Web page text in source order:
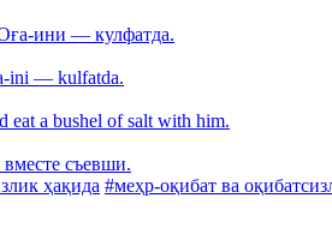
ини — кулфатда.
ini — kulfatda.
eat a bushel of salt with him.
вместе съевши.
ҳақида #меҳр-оқибат ва